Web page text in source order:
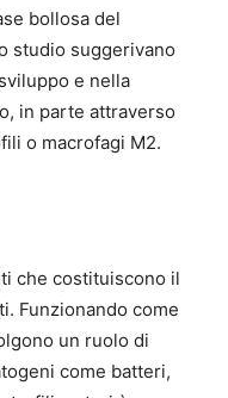
bollosa del
studio suggerivano
e nella
in parte attraverso
o macrofagi M2.
che costituiscono il
Funzionando come
un ruolo di
come batteri,